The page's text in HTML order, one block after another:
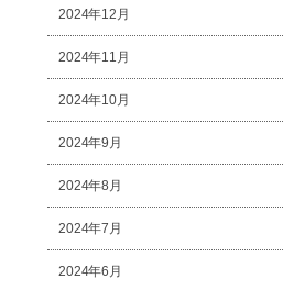
2024年12月
2024年11月
2024年10月
2024年9月
2024年8月
2024年7月
2024年6月